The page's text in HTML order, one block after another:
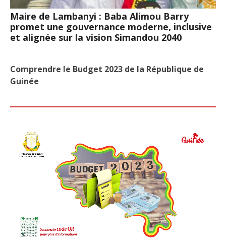
Maire de Lambanyi : Baba Alimou Barry
promet une gouvernance moderne, inclusive
et alignée sur la vision Simandou 2040
Comprendre le Budget 2023 de la République de
Guinée